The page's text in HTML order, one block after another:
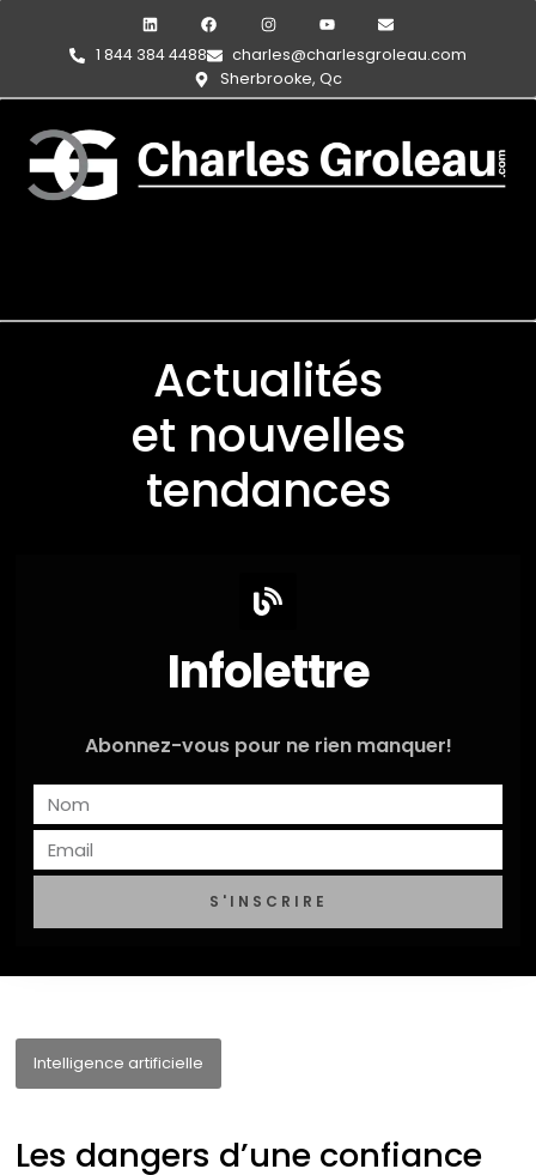
1 844 384 4488
charles@charlesgroleau.com
Sherbrooke, Qc
Actualités
et nouvelles
tendances
Infolettre
Abonnez-vous pour ne rien manquer!
S'INSCRIRE
Intelligence artificielle
Les dangers d’une confiance